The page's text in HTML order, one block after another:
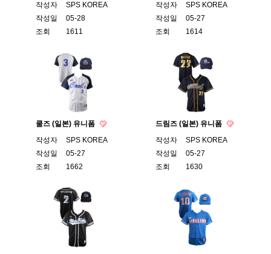
작성자
SPS KOREA
작성일
05-28
조회
1611
작성자
SPS KOREA
작성일
05-27
조회
1614
쿨즈 (일본) 유니폼
작성자
SPS KOREA
작성일
05-27
조회
1662
드림즈 (일본) 유니폼
작성자
SPS KOREA
작성일
05-27
조회
1630